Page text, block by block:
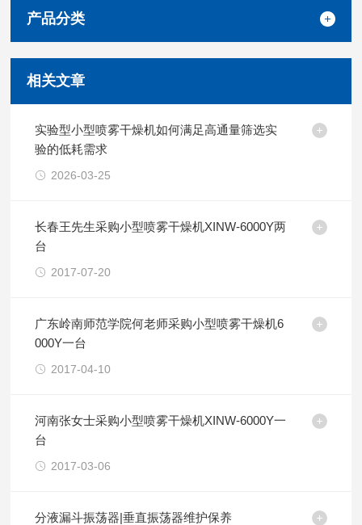
产品分类
相关文章
实验型小型喷雾干燥机如何满足高通量筛选实
验的低耗需求
2026-03-25
长春王先生采购小型喷雾干燥机XINW-6000Y两
台
2017-07-20
广东岭南师范学院何老师采购小型喷雾干燥机6
000Y一台
2017-04-10
河南张女士采购小型喷雾干燥机XINW-6000Y一
台
2017-03-06
分液漏斗振荡器|垂直振荡器维护保养